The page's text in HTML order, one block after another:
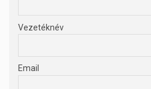
Vezetéknév
Email